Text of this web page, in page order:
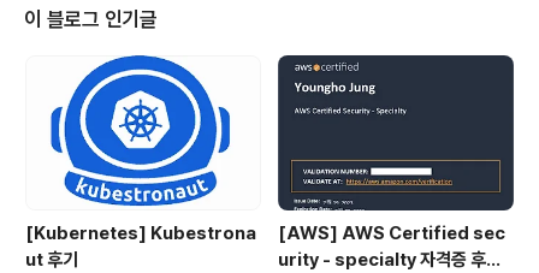
ueq; // queue for(int i=1; i
이 블로그 인기글
[Kubernetes] Kubestrona
ut 후기
[AWS] AWS Certified sec
urity - specialty 자격증 후기